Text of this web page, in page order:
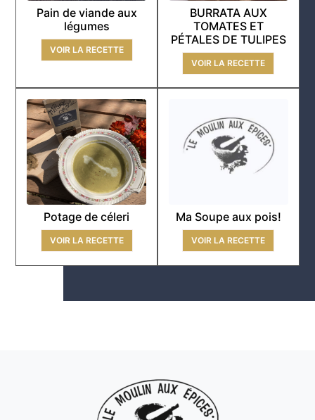
Pain de viande aux
légumes
VOIR LA RECETTE
BURRATA AUX
TOMATES ET
PÉTALES DE TULIPES
VOIR LA RECETTE
Potage de céleri
VOIR LA RECETTE
Ma Soupe aux pois!
VOIR LA RECETTE